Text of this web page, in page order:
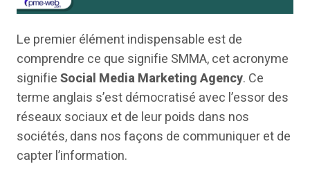
Le premier élément indispensable est de
comprendre ce que signifie SMMA, cet acronyme
signifieSocial Media Marketing Agency. Ce
terme anglais s’est démocratisé avec l’essor des
réseaux sociaux et de leur poids dans nos
sociétés, dans nos façons de communiquer et de
capter l’information.